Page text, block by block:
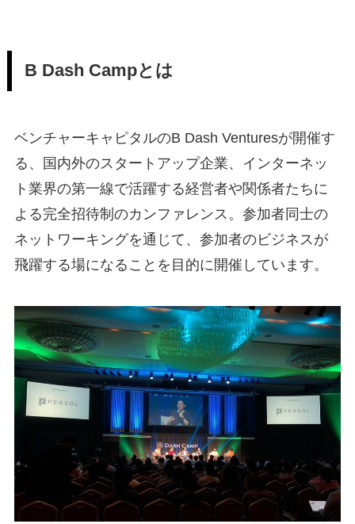
B Dash Campとは
ベンチャーキャピタルのB Dash Venturesが開催す
る、国内外のスタートアップ企業、インターネッ
ト業界の第一線で活躍する経営者や関係者たちに
よる完全招待制のカンファレンス。参加者同士の
ネットワーキングを通じて、参加者のビジネスが
飛躍する場になることを目的に開催しています。